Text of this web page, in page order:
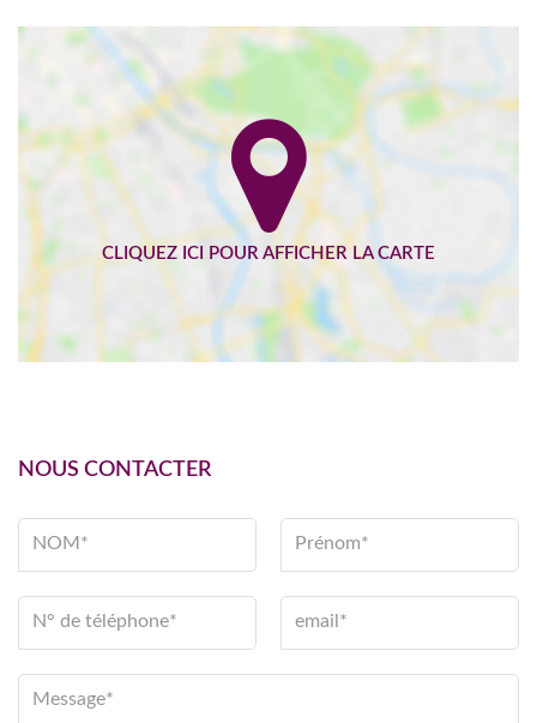
NOUS CONTACTER
NOM* Prénom*
N° de téléphone* email*
Message*